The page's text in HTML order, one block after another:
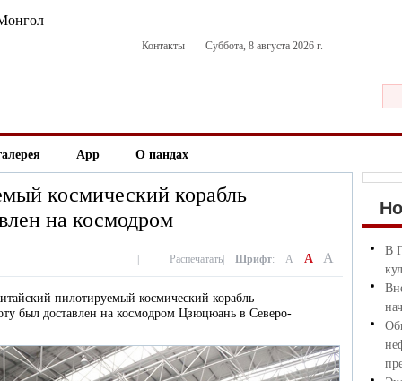
Контакты Суббота, 8 августа 2026 г.
App О пандах
космический корабль
на космодром
Распечатать Шрифт: A A A
пилотируемый космический корабль
был доставлен на космодром Цзюцюань в Северо-
В